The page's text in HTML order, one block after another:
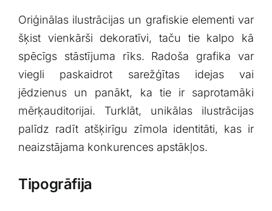
Oriģinālas ilustrācijas un grafiskie elementi var
šķist vienkārši dekoratīvi,‍ taču tie kalpo kā
spēcīgs stāstījuma​ rīks. Radoša grafika var⁣
viegli paskaidrot⁣ sarežģītas idejas vai
jēdzienus un panākt,⁣ ka tie ir saprotamāki‍
mērķauditorijai. Turklāt, unikālas ilustrācijas
palīdz radīt atšķirīgu zīmola‍ identitāti, kas ir
⁢neaizstājama konkurences​ apstākļos.
Tipogrāfija